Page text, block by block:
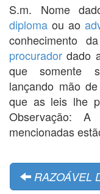
S.m. Nome
diploma ou ao
conhecimento
procurador dado
que somente
lançando mão
que as leis lhe
Observação:
mencionadas
RAZOÁVEL